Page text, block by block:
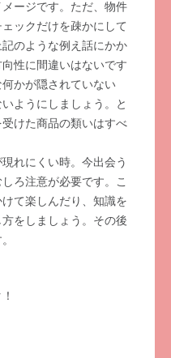
ージです。ただ、物件
ックだけを疎かにして
のような例え話にかか
性に間違いはないです
かが隠されていない
ようにしましょう。と
けた商品の類いはすべ
れにくい時。今出会う
ろ注意が必要です。こ
て楽しんだり、知識を
をしましょう。その後